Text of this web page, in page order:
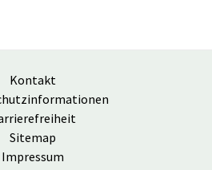
Kontakt
Sitemap
Impressum